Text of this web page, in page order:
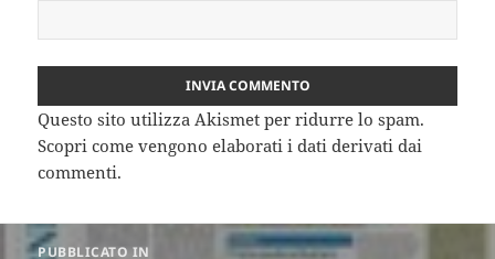
Questo sito utilizza Akismet per ridurre lo spam.
Scopri come vengono elaborati i dati derivati dai
commenti.
Navigazione
PUBBLICATO IN